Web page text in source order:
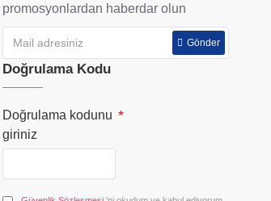
promosyonlardan haberdar olun
Gönder
Doğrulama Kodu
Doğrulama kodunu
giriniz